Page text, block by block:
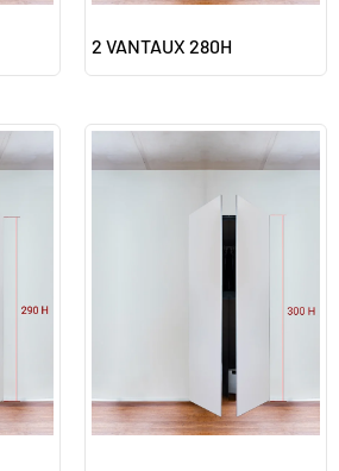
2 VANTAUX 280H